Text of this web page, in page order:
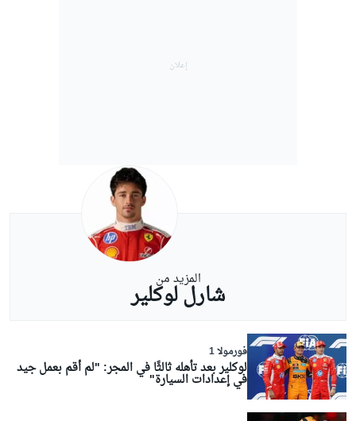
المزيد من
شارل لوكلير
فورمولا 1
لوكلير بعد تأهله ثالثًا في المجر: "لم أقم بعمل جيد
في إعدادات السيارة"